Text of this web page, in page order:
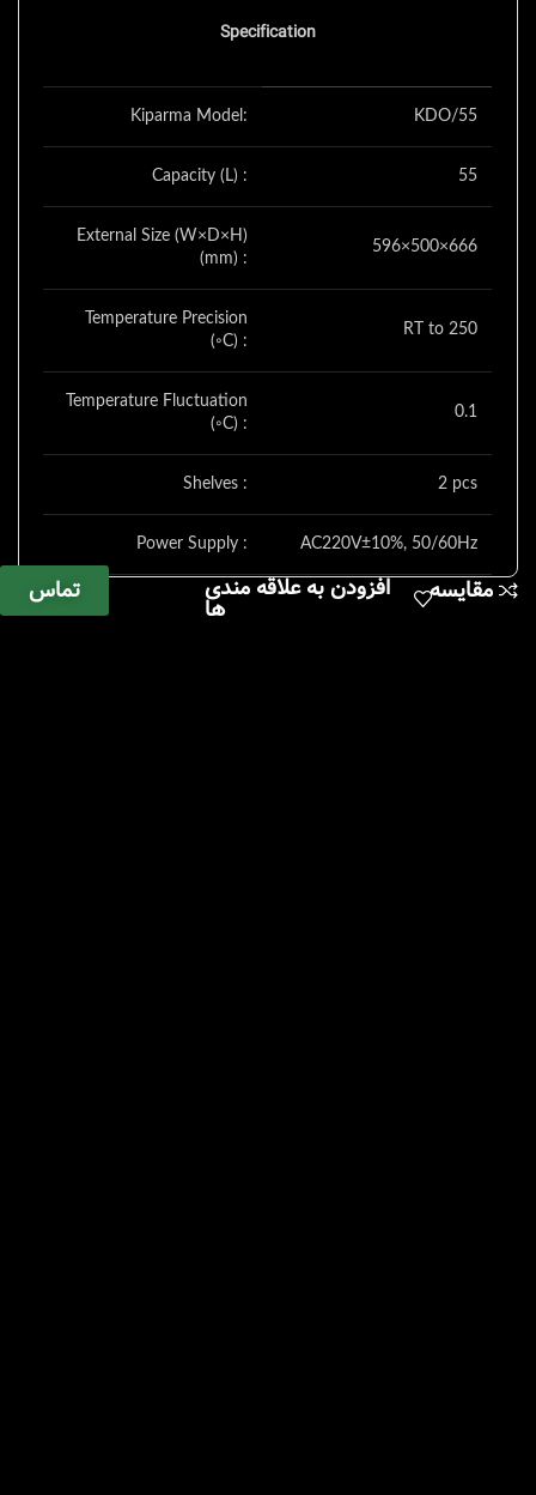
Specification
Kiparma Model: KDO/55
Capacity (L) : 55
External Size (W×D×H)
(mm) :
596×500×666
Temperature Precision
(◦C) :
RT to 250
Temperature Fluctuation
(◦C) :
0.1
Shelves : 2 pcs
Power Supply : AC220V±10%, 50/60Hz
مقایسه افزودن به علاقه مندی
ها
تماس